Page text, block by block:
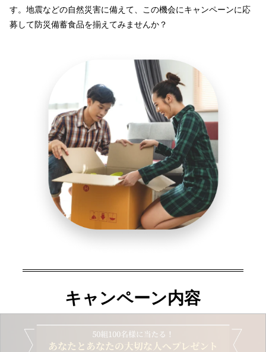
す。地震などの自然災害に備えて、この機会にキャンペーンに応
募して防災備蓄食品を揃えてみませんか？
キャンペーン内容